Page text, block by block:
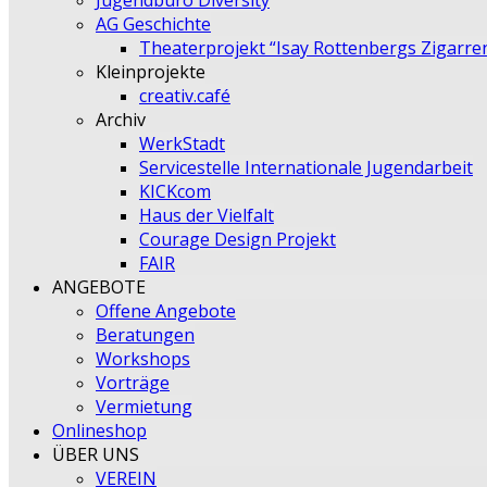
AG Geschichte
Theaterprojekt “Isay Rottenbergs
Kleinprojekte
creativ.café
Archiv
WerkStadt
Servicestelle Internationale Jugendarbeit
KICKcom
Haus der Vielfalt
Courage Design Projekt
FAIR
ANGEBOTE
Offene Angebote
Beratungen
Workshops
Vorträge
Vermietung
Onlineshop
ÜBER UNS
VEREIN